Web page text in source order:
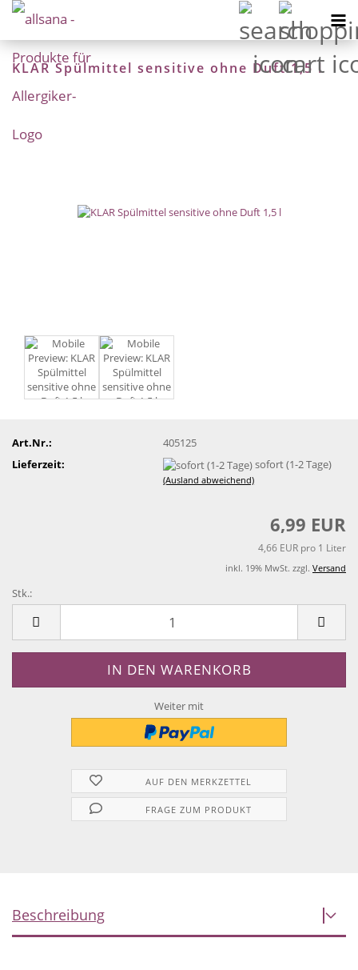
KLAR Spülmittel sensitive ohne Duft 1,5 l
Art.Nr.:
405125
Lieferzeit:
sofort (1-2 Tage)
(Ausland abweichend)
6,99 EUR
4,66 EUR pro 1 Liter
inkl. 19% MwSt. zzgl. Versand
Stk.:
Weiter mit
AUF DEN MERKZETTEL
FRAGE ZUM PRODUKT
Beschreibung